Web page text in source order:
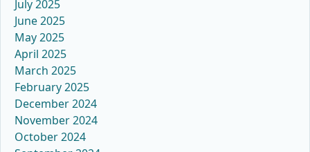
July 2025
June 2025
May 2025
April 2025
March 2025
February 2025
December 2024
November 2024
October 2024